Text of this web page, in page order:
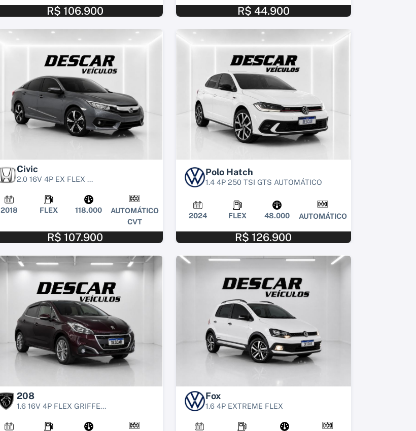
R$ 106.900 R$ 44.900
Civic
2.0 16V 4P EX FLEX ...
2018 FLEX 118.000
AUTOMÁTICO
CVT
R$ 107.900
Polo Hatch
1.4 4P 250 TSI GTS AUTOMÁTICO
2024 FLEX 48.000 AUTOMÁTICO
R$ 126.900
208
1.6 16V 4P FLEX GRIFFE...
Fox
1.6 4P EXTREME FLEX